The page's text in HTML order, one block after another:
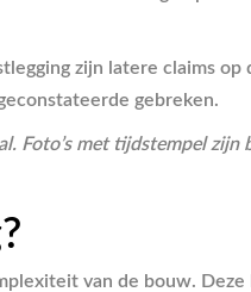
zijn latere claims op
gebreken.
Foto’s met tijdstempel zijn
van de bouw.